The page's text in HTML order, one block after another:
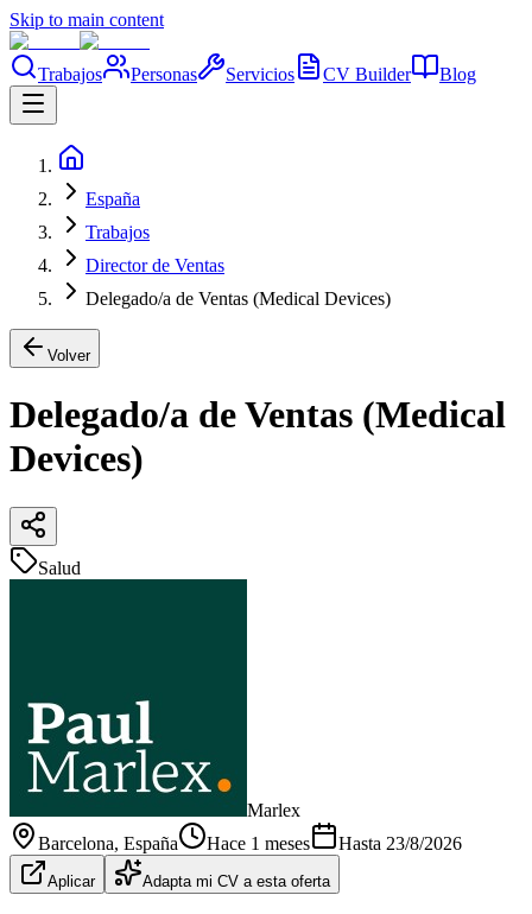
Skip to main content
Trabajos Personas Servicios CV Builder Blog
España
Trabajos
Director de Ventas
Delegado/a de Ventas (Medical Devices)
Volver
Delegado/a de Ventas (Medical
Devices)
Salud
Marlex
Barcelona, España Hace 1 meses Hasta 23/8/2026
Aplicar Adapta mi CV a esta oferta